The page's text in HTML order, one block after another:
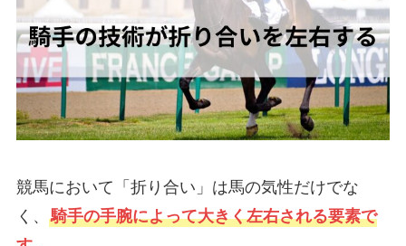
競馬において「折り合い」は馬の気性だけでな
く、 騎手の手腕によって大きく左右される要素で